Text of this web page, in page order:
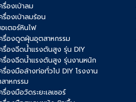
รื่องเป่าลม
รื่องเป่าลมร้อน
อเตอร์หินไฟ
ครื่องดูดฝุ่นอุตสาหกรรม
ครื่องฉีดน้ำแรงดันสูง รุ่น DIY
ครื่องฉีดน้ำแรงดันสูง รุ่นงานหนัก
ครื่องมือล้างท่อทั่วไป DIY โรงงาน
าหกรรม
รื่องมือวัดระยะเลเซอร์